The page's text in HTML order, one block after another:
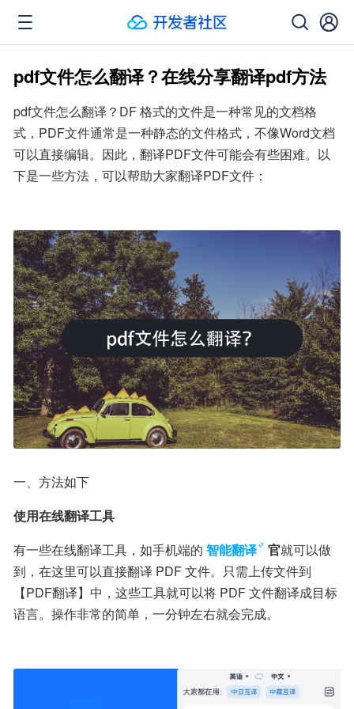
pdf文件怎么翻译？在线分享翻译pdf方法
pdf文件怎么翻译？DF 格式的文件是一种常见的文档格
式，PDF文件通常是一种静态的文件格式，不像Word文档
可以直接编辑。因此，翻译PDF文件可能会有些困难。以
下是一些方法，可以帮助大家翻译PDF文件：
一、方法如下
使用在线翻译工具
有一些在线翻译工具，如手机端的 智能翻译 官就可以做
到，在这里可以直接翻译 PDF 文件。只需上传文件到
【PDF翻译】中，这些工具就可以将 PDF 文件翻译成目标
语言。操作非常的简单，一分钟左右就会完成。